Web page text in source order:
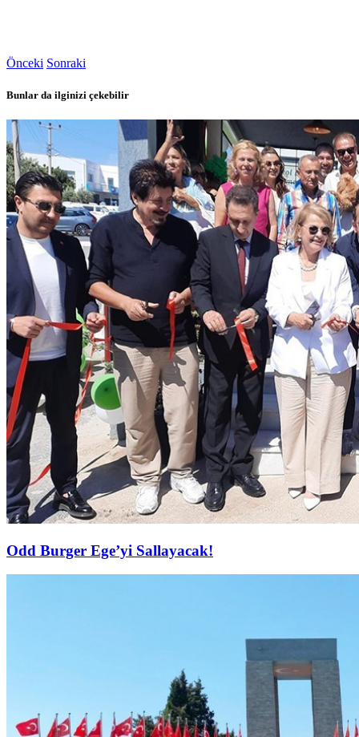
Önceki Sonraki
Bunlar da ilginizi çekebilir
Odd Burger Ege’yi Sallayacak!